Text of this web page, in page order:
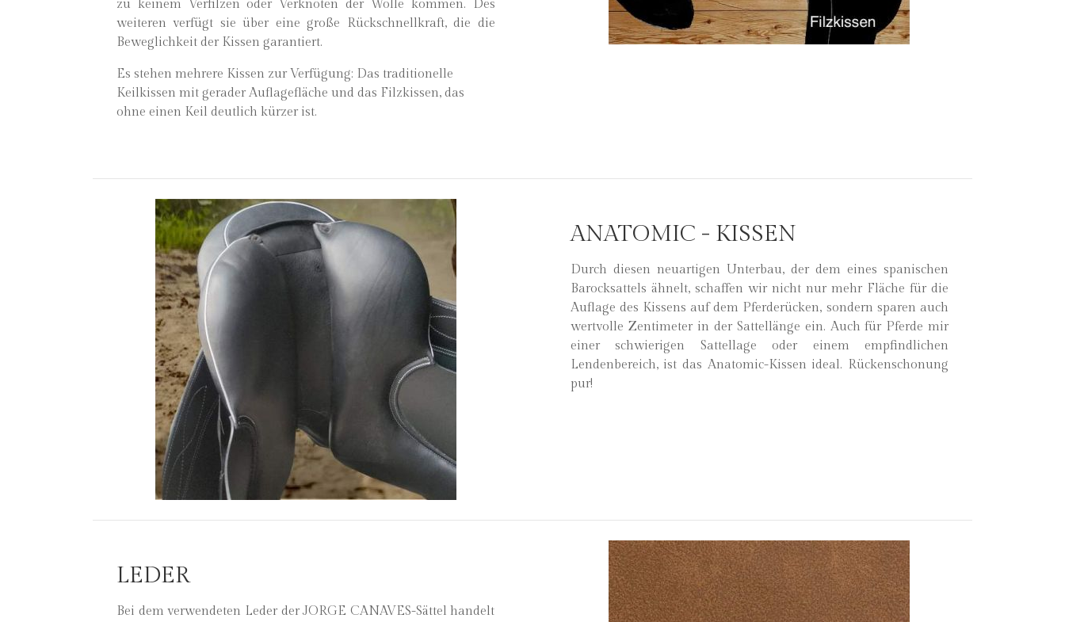
zu keinem Verfilzen oder Verknoten der Wolle kommen. Des
weiteren verfügt sie über eine große Rückschnellkraft, die die
Beweglichkeit der Kissen garantiert.
Es stehen mehrere Kissen zur Verfügung: Das traditionelle
Keilkissen mit gerader Auflagefläche und das Filzkissen, das
ohne einen Keil deutlich kürzer ist.
ANATOMIC - KISSEN
Durch diesen neuartigen Unterbau, der dem eines spanischen
Barocksattels ähnelt, schaffen wir nicht nur mehr Fläche für die
Auflage des Kissens auf dem Pferderücken, sondern sparen auch
wertvolle Zentimeter in der Sattellänge ein. Auch für Pferde mir
einer schwierigen Sattellage oder einem empfindlichen
Lendenbereich, ist das Anatomic-Kissen ideal. Rückenschonung
pur!
LEDER
Bei dem verwendeten Leder der JORGE CANAVES-Sättel handelt